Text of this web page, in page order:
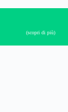
(scopri di più)